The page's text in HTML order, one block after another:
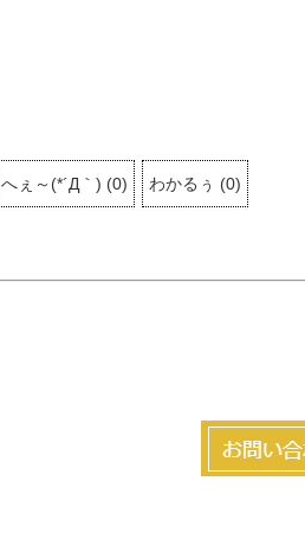
へぇ～(*´Д｀) (0) わかるぅ (0)